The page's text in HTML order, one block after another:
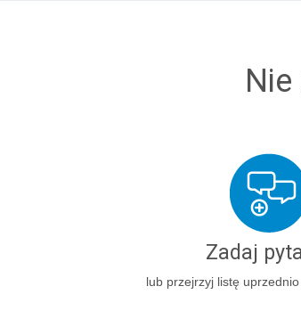
Zadaj
lub przejrzyj listę